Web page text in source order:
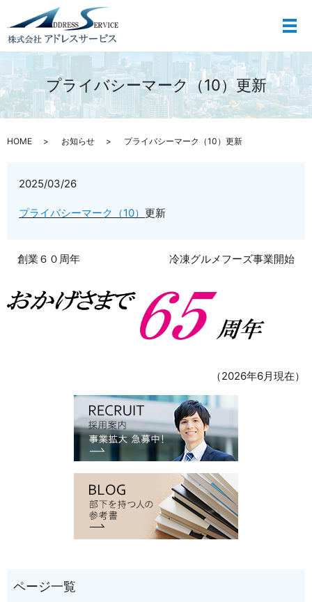
メ
プライバシーマーク（10）更新
HOME お知らせ プライバシーマーク（10）更新
2025/03/26
プライバシーマーク（10）更新
創業６０周年 冷凍グルメフーズ事業開始
（2026年6月現在）